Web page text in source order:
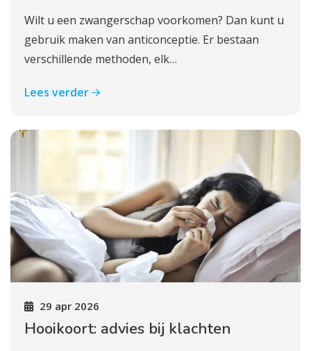
Wilt u een zwangerschap voorkomen? Dan kunt u
gebruik maken van anticonceptie. Er bestaan
verschillende methoden, elk…
Lees verder
29 apr 2026
Hooikoort: advies bij klachten